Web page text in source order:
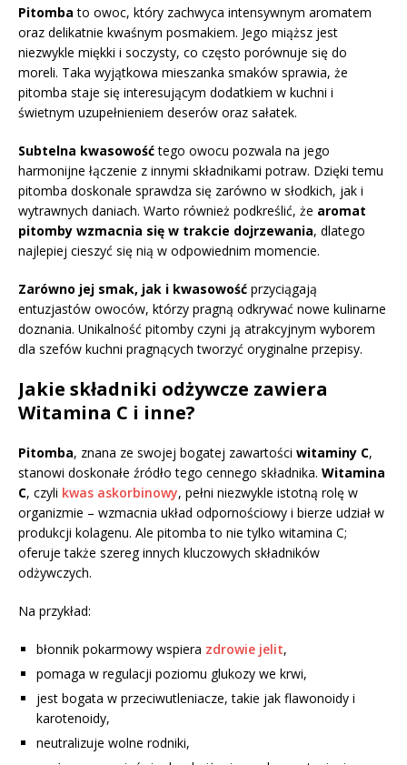
Pitomba to owoc, który zachwyca intensywnym aromatem
oraz delikatnie kwaśnym posmakiem. Jego miąższ jest
niezwykle miękki i soczysty, co często porównuje się do
moreli. Taka wyjątkowa mieszanka smaków sprawia, że
pitomba staje się interesującym dodatkiem w kuchni i
świetnym uzupełnieniem deserów oraz sałatek.
Subtelna kwasowośćtego owocu pozwala na jego
harmonijne łączenie z innymi składnikami potraw. Dzięki temu
pitomba doskonale sprawdza się zarówno w słodkich, jak i
wytrawnych daniach. Warto również podkreślić, że aromat
pitomby wzmacnia się w trakcie dojrzewania, dlatego
najlepiej cieszyć się nią w odpowiednim momencie.
Zarówno jej smak, jak i kwasowość przyciągają
entuzjastów owoców, którzy pragną odkrywać nowe kulinarne
doznania. Unikalność pitomby czyni ją atrakcyjnym wyborem
dla szefów kuchni pragnących tworzyć oryginalne przepisy.
Jakie składniki odżywcze zawiera
Witamina C i inne?
Pitomba, znana ze swojej bogatej zawartości witaminy C,
stanowi doskonałe źródło tego cennego składnika. Witamina
C, czyli kwas askorbinowy, pełni niezwykle istotną rolę w
organizmie – wzmacnia układ odpornościowy i bierze udział w
produkcji kolagenu. Ale pitomba to nie tylko witamina C;
oferuje także szereg innych kluczowych składników
odżywczych.
Na przykład:
błonnik pokarmowy wspiera zdrowie jelit,
pomaga w regulacji poziomu glukozy we krwi,
jest bogata w przeciwutleniacze, takie jak flawonoidy i
karotenoidy,
neutralizuje wolne rodniki,